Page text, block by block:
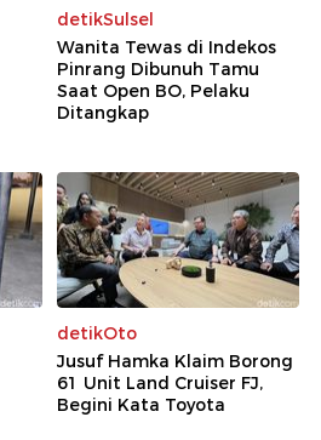
detikSulsel
Wanita Tewas di Indekos
Pinrang Dibunuh Tamu
Saat Open BO, Pelaku
Ditangkap
detikOto
Jusuf Hamka Klaim Borong
61 Unit Land Cruiser FJ,
Begini Kata Toyota